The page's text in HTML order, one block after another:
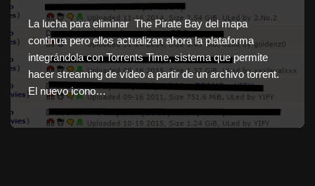
La lucha para eliminar The Pirate Bay del mapa
continua pero ellos actualizan ahora la plataforma
integrándola con Torrents Time, sistema que permite
hacer streaming de vídeo a partir de un archivo torrent.
El nuevo icono…